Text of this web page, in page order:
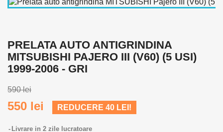
PRELATA AUTO ANTIGRINDINA
MITSUBISHI PAJERO III (V60) (5 USI)
1999-2006 - GRI
590 lei
550 lei REDUCERE 40 LEI!
Livrare in 2 zile lucratoare